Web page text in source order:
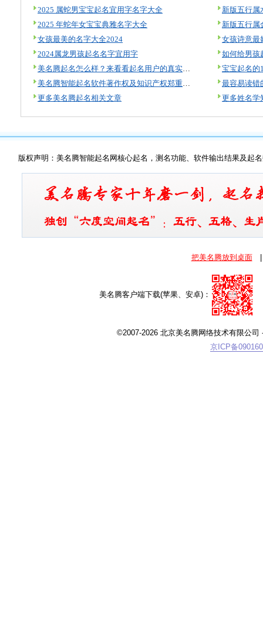
2025 属蛇男宝宝起名宜用字名字大全
2025 年蛇年女宝宝典雅名字大全
女孩最美的名字大全2024
2024属龙男孩起名名字宜用字
美名腾起名怎么样？来看看起名用户的真实评价！
美名腾智能起名软件著作权及知识产权郑重声明
更多美名腾起名相关文章
新版五行属
新版五行属
女孩诗意最
如何给男孩
宝宝起名的
最容易读错
更多姓名学
版权声明：美名腾智能起名网核心起名，测名功能、软件输出结果及起
把美名腾放到桌面
美名腾客户端下载(苹果、安卓)：
©2007-2026 北京美名腾网络技术有限公司
京ICP备